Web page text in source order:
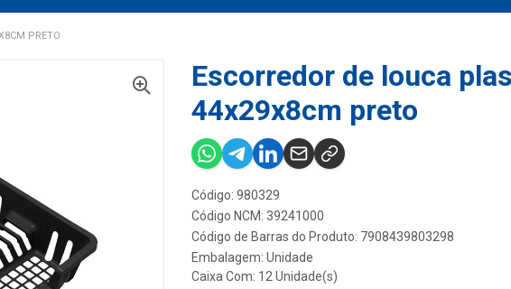
PRETO
Escorredor de louca
44x29x8cm preto
Código: 980329
Código NCM: 39241000
Código de Barras do Produto: 7908439803298
Embalagem: Unidade
Caixa Com: 12 Unidade(s)